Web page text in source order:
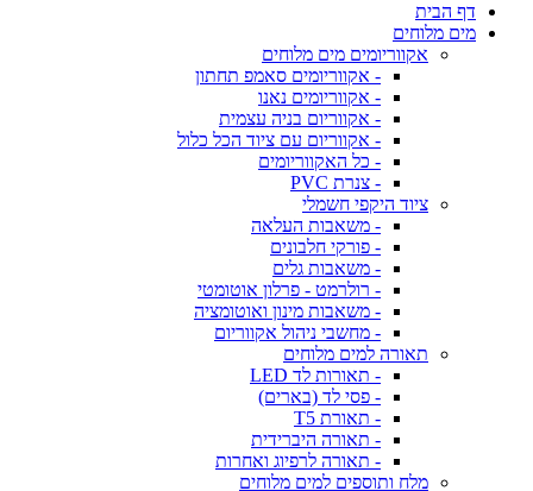
דף הבית
מים מלוחים
אקווריומים מים מלוחים
- אקווריומים סאמפ תחתון
- אקווריומים נאנו
- אקווריום בניה עצמית
- אקווריום עם ציוד הכל כלול
- כל האקווריומים
- צנרת PVC
ציוד היקפי חשמלי
- משאבות העלאה
- פורקי חלבונים
- משאבות גלים
- רולרמט - פרלון אוטומטי
- משאבות מינון ואוטומציה
- מחשבי ניהול אקווריום
תאורה למים מלוחים
- תאורות לד LED
- פסי לד (בארים)
- תאורת T5
- תאורה היברידית
- תאורה לרפיוג ואחרות
מלח ותוספים למים מלוחים